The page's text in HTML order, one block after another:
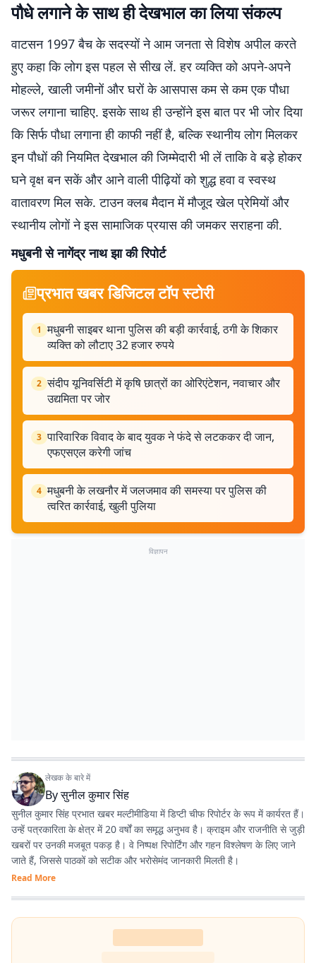
पौधे लगाने के साथ ही देखभाल का लिया संकल्प
वाटसन 1997 बैच के सदस्यों ने आम जनता से विशेष अपील करते
हुए कहा कि लोग इस पहल से सीख लें. हर व्यक्ति को अपने-अपने
मोहल्ले, खाली जमीनों और घरों के आसपास कम से कम एक पौधा
जरूर लगाना चाहिए. इसके साथ ही उन्होंने इस बात पर भी जोर दिया
कि सिर्फ पौधा लगाना ही काफी नहीं है, बल्कि स्थानीय लोग मिलकर
इन पौधों की नियमित देखभाल की जिम्मेदारी भी लें ताकि वे बड़े होकर
घने वृक्ष बन सकें और आने वाली पीढ़ियों को शुद्ध हवा व स्वस्थ
वातावरण मिल सके. टाउन क्लब मैदान में मौजूद खेल प्रेमियों और
स्थानीय लोगों ने इस सामाजिक प्रयास की जमकर सराहना की.
मधुबनी से नागेंद्र नाथ झा की रिपोर्ट
प्रभात खबर डिजिटल टॉप स्टोरी
1 मधुबनी साइबर थाना पुलिस की बड़ी कार्रवाई, ठगी के शिकार
व्यक्ति को लौटाए 32 हजार रुपये
2 संदीप यूनिवर्सिटी में कृषि छात्रों का ओरिएंटेशन, नवाचार और
उद्यमिता पर जोर
3 पारिवारिक विवाद के बाद युवक ने फंदे से लटककर दी जान,
एफएसएल करेगी जांच
4 मधुबनी के लखनौर में जलजमाव की समस्या पर पुलिस की
त्वरित कार्रवाई, खुली पुलिया
विज्ञापन
लेखक के बारे में
Byसुनील कुमार सिंह
सुनील कुमार सिंह प्रभात खबर मल्टीमीडिया में डिप्टी चीफ रिपोर्टर के रूप में कार्यरत हैं।
उन्हें पत्रकारिता के क्षेत्र में 20 वर्षों का समृद्ध अनुभव है। क्राइम और राजनीति से जुड़ी
खबरों पर उनकी मजबूत पकड़ है। वे निष्पक्ष रिपोर्टिंग और गहन विश्लेषण के लिए जाने
जाते हैं, जिससे पाठकों को सटीक और भरोसेमंद जानकारी मिलती है।
Read More